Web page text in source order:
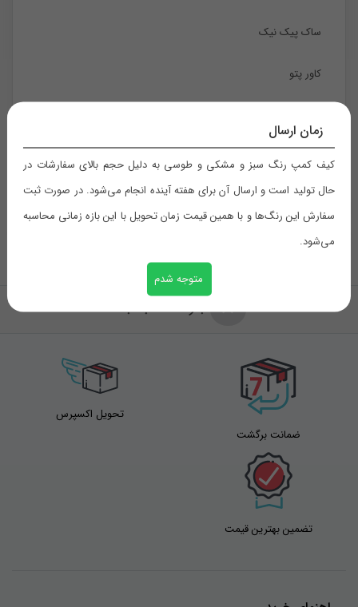
زمان ارسال
کیف کمپ رنگ سبز و مشکی و طوسی به دلیل حجم بالای سفارشات در
حال تولید است و ارسال آن برای هفته آینده انجام می‌شود. در صورت ثبت
سفارش این رنگ‌ها و با همین قیمت زمان تحویل با این بازه زمانی محاسبه
می‌شود.
متوجه شدم
ساک پیک نیک
کاور پتو
کاور لحاف
نظم دهنده
بازگشت به بالا
ضمانت برگشت
تحویل اکسپرس
تضمین بهترین قیمت